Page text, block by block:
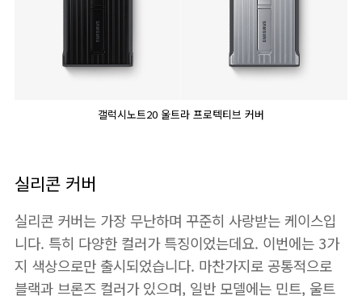
갤럭시노트20 울트라 프로텍티브 커버
실리콘 커버
실리콘 커버는 가장 무난하며 꾸준히 사랑받는 케이스입
니다. 특히 다양한 컬러가 특징이었는데요. 이번에는 3가
지 색상으로만 출시되었습니다. 마찬가지로 공통적으로
블랙과 브론즈 컬러가 있으며, 일반 모델에는 민트, 울트